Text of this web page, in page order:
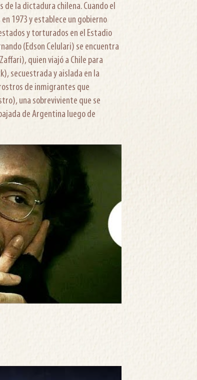
la dictadura chilena. Cuando el
1973 y establece un gobierno
y torturados en el Estadio
(Edson Celulari) se encuentra
quien viajó a Chile para
secuestrada y aislada en la
de inmigrantes que
una sobreviviente que se
de Argentina luego de